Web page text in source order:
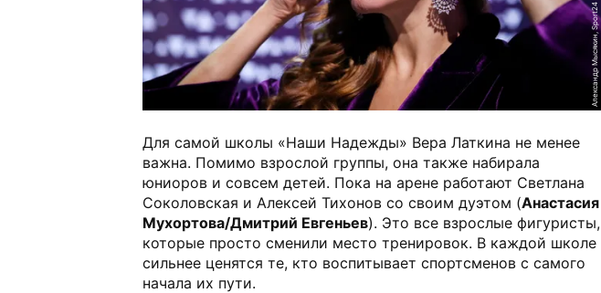
Александр Мысякин, Sport24
Для самой школы «Наши Надежды» Вера Латкина не менее
важна. Помимо взрослой группы, она также набирала
юниоров и совсем детей. Пока на арене работают Светлана
Соколовская и Алексей Тихонов со своим дуэтом (Анастасия
Мухортова/Дмитрий Евгеньев). Это все взрослые фигуристы,
которые просто сменили место тренировок. В каждой школе
сильнее ценятся те, кто воспитывает спортсменов с самого
начала их пути.